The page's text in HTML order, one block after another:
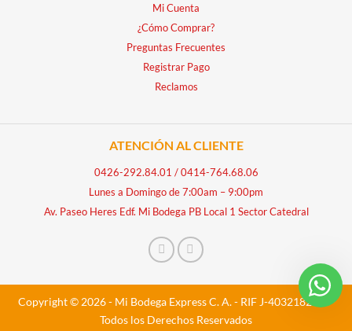
Mi Cuenta
¿Cómo Comprar?
Preguntas Frecuentes
Registrar Pago
Reclamos
ATENCIÓN AL CLIENTE
0426-292.84.01 /0414-764.68.06
Lunes a Domingo de 7:00am – 9:00pm
Av. Paseo Heres Edf. Mi Bodega PB Local 1 Sector Catedral
Copyright © 2026 - Mi Bodega Express C. A. - RIF J-40321828-5 -
Todos los Derechos Reservados